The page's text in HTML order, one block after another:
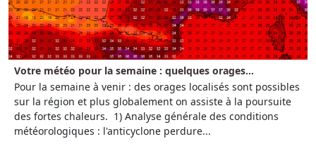
Votre météo pour la semaine : quelques orages...
Pour la semaine à venir : des orages localisés sont possibles
sur la région et plus globalement on assiste à la poursuite
des fortes chaleurs. 1) Analyse générale des conditions
météorologiques : l'anticyclone perdure...